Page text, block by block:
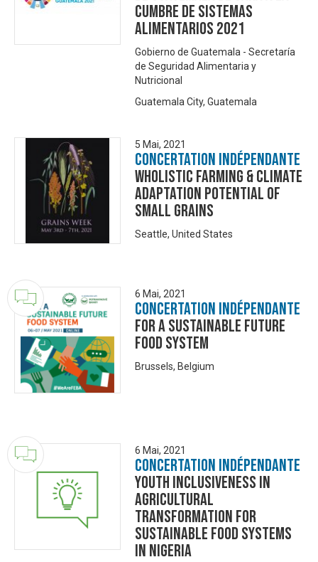
Cumbre de Sistemas
Alimentarios 2021
Gobierno de Guatemala - Secretaría
de Seguridad Alimentaria y
Nutricional
Guatemala City, Guatemala
5 Mai, 2021
Concertation Indépendante
Wholistic farming & climate
adaptation potential of
small grains
Seattle, United States
6 Mai, 2021
Concertation Indépendante
For a sustainable future
food system
Brussels, Belgium
6 Mai, 2021
Concertation Indépendante
Youth Inclusiveness In
Agricultural
Transformation For
Sustainable Food Systems
In Nigeria